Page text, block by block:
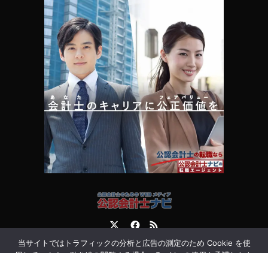
運営会社 お問合せ
当サイトではトラフィックの分析と広告の測定のため Cookie を使